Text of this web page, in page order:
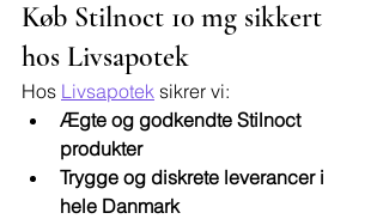
Køb Stilnoct 10 mg sikkert
hos Livsapotek
Hos Livsapotek sikrer vi:
Ægte og godkendte Stilnoct
produkter
Trygge og diskrete leverancer i
hele Danmark